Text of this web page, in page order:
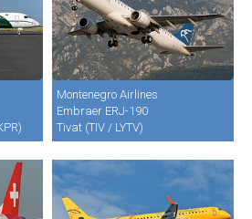
Montenegro Airlines
Embraer ERJ-190
Tivat (TIV / LYTV)